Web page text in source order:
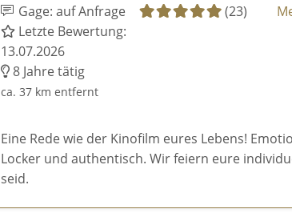
Gage: auf Anfrage
Letzte Bewertung:
13.07.2026
8 Jahre tätig
ca. 37 km entfernt
(23)
Eine Rede wie der Kinofilm eures Lebens!
Locker und authentisch. Wir feiern eure
seid.